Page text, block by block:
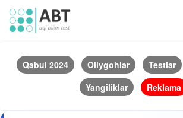
Qabul 2024 Oliygohlar Testlar
Yangiliklar
Reklama